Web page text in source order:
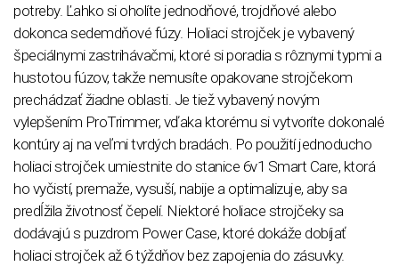
potreby. Ľahko si oholíte jednodňové, trojdňové alebo
dokonca sedemdňové fúzy. Holiaci strojček je vybavený
špeciálnymi zastrihávačmi, ktoré si poradia s rôznymi typmi a
hustotou fúzov, takže nemusíte opakovane strojčekom
prechádzať žiadne oblasti. Je tiež vybavený novým
vylepšením ProTrimmer, vďaka ktorému si vytvoríte dokonalé
kontúry aj na veľmi tvrdých bradách. Po použití jednoducho
holiaci strojček umiestnite do stanice 6v1 Smart Care, ktorá
ho vyčistí, premaže, vysuší, nabije a optimalizuje, aby sa
predĺžila životnosť čepelí. Niektoré holiace strojčeky sa
dodávajú s puzdrom Power Case, ktoré dokáže dobíjať
holiaci strojček až 6 týždňov bez zapojenia do zásuvky.